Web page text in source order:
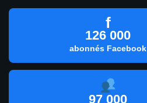
f
126 000
abonnés Facebook
97 000